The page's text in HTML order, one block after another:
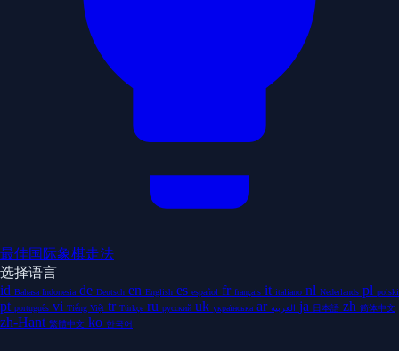
最佳国际象棋走法
选择语言
id Bahasa Indonesia de Deutsch en English es español fr français it italiano nl Nederlands pl polski
pt português vi Tiếng Việt tr Türkçe ru русский uk українська ar العربية ja 日本語 zh 简体中文
zh-Hant 繁體中文 ko 한국어